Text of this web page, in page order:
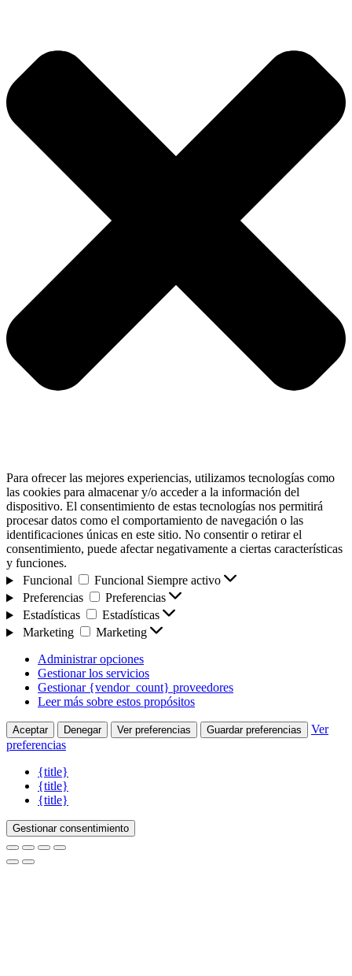
Para ofrecer las mejores experiencias, utilizamos tecnologías como
las cookies para almacenar y/o acceder a la información del
dispositivo. El consentimiento de estas tecnologías nos permitirá
procesar datos como el comportamiento de navegación o las
identificaciones únicas en este sitio. No consentir o retirar el
consentimiento, puede afectar negativamente a ciertas características
y funciones.
Funcional
Funcional Siempre activo
Preferencias
Preferencias
Estadísticas
Estadísticas
Marketing
Marketing
Administrar opciones
Gestionar los servicios
Gestionar {vendor_count} proveedores
Leer más sobre estos propósitos
Aceptar Denegar Ver preferencias Guardar preferencias
Ver
preferencias
{title}
{title}
{title}
Gestionar consentimiento